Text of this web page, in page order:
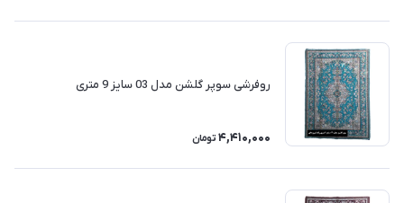
روفرشی سوپر گلشن مدل 03 سایز 9 متری
4,410,000 تومان